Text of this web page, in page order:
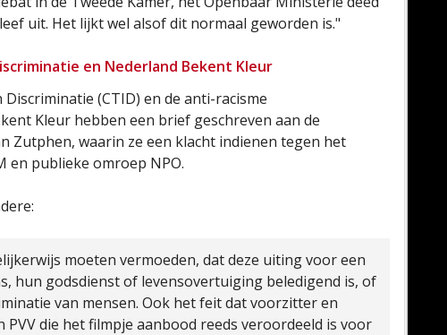
uit. Het lijkt wel alsof dit normaal geworden is."
en Nederland Bekent Kleur
(CTID) en de anti-racisme
Kleur hebben een brief geschreven aan de
Zutphen, waarin ze een klacht indienen tegen het
en publieke omroep NPO.
moeten vermoeden, dat deze uiting voor een
hun godsdienst of levensovertuiging beledigend is, of
van mensen. Ook het feit dat voorzitter en
die het filmpje aanbood reeds veroordeeld is voor